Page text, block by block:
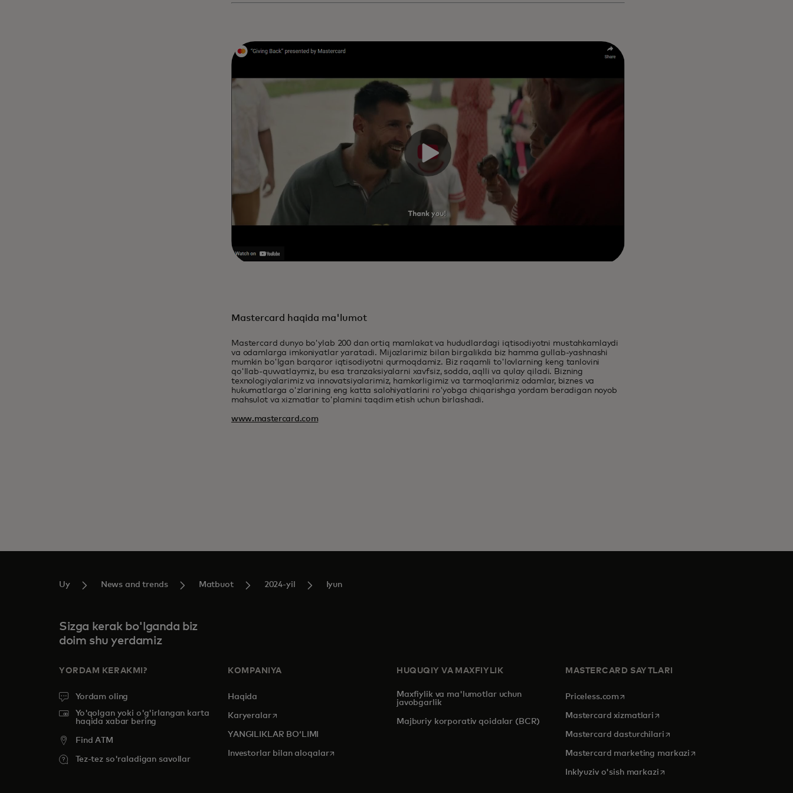
Mastercard haqida ma'lumot
Mastercard dunyo bo'ylab 200 dan ortiq mamlakat va hududlardagi iqtisodiyotni mustahkamlaydi
va odamlarga imkoniyatlar yaratadi. Mijozlarimiz bilan birgalikda biz hamma gullab-yashnashi
mumkin bo'lgan barqaror iqtisodiyotni qurmoqdamiz. Biz raqamli to'lovlarning keng tanlovini
qo'llab-quvvatlaymiz, bu esa tranzaksiyalarni xavfsiz, sodda, aqlli va qulay qiladi. Bizning
texnologiyalarimiz va innovatsiyalarimiz, hamkorligimiz va tarmoqlarimiz odamlar, biznes va
hukumatlarga o'zlarining eng katta salohiyatlarini ro'yobga chiqarishga yordam beradigan noyob
mahsulot va xizmatlar to'plamini taqdim etish uchun birlashadi.
www.mastercard.com
Uy News and trends Matbuot 2024-yil Iyun
Sizga kerak bo'lganda biz
doim shu yerdamiz
YORDAM KERAKMI?
Yordam oling
Yo'qolgan yoki o'g'irlangan karta
haqida xabar bering
Find ATM
Tez-tez so'raladigan savollar
KOMPANIYA
Haqida
Karyeralaropens in a new tab
YANGILIKLAR BOʻLIMI
Investorlar bilan aloqalaropens in a new tab
HUQUQIY VA MAXFIYLIK
Maxfiylik va ma'lumotlar uchun
javobgarlik
Majburiy korporativ qoidalar (BCR)
MASTERCARD SAYTLARI
Priceless.com opens in a new tab
Mastercard xizmatlari opens in a new tab
Mastercard dasturchilariopens in a new tab
Mastercard marketing markazi opens in a new tab
Inklyuziv o'sish markaziopens in a new tab